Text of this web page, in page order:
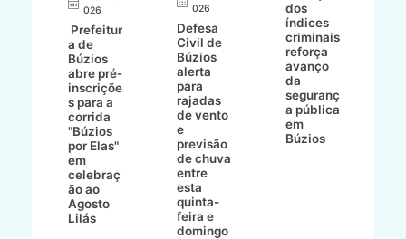
026
Prefeitur
a de
Búzios
abre pré-
inscriçõe
s para a
corrida
"Búzios
por Elas"
em
celebraç
ão ao
Agosto
Lilás
026
Defesa
Civil de
Búzios
alerta
para
rajadas
de vento
e
previsão
de chuva
entre
esta
quinta-
feira e
domingo
dos
índices
criminais
reforça
avanço
da
seguranç
a pública
em
Búzios